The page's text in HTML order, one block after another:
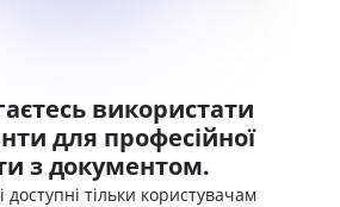
використати
для професійної
з документом.
доступні тільки користувачам